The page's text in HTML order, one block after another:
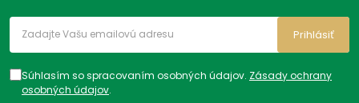
Súhlasím so spracovaním osobných údajov. Zásady ochrany
osobných údajov.
Prihlásiť